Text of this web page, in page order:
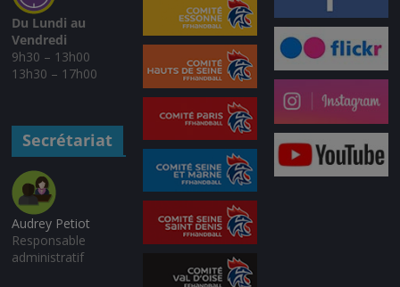
Du Lundi au
Vendredi
9h30 – 13h00
13h30 – 17h00
Secrétariat
Audrey Petiot
Responsable
administratif